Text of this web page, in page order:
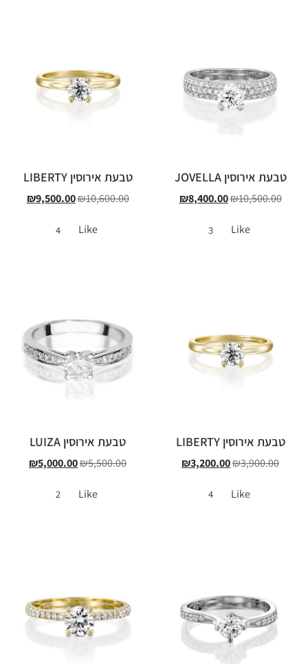
טבעת אירוסין JOVELLA
₪10,500.00
₪8,400.00
Like
טבעת אירוסין LIBERTY
₪10,600.00
₪9,500.00
Like
טבעת אירוסין LIBERTY
₪3,900.00
₪3,200.00
Like
טבעת אירוסין LUIZA
₪5,500.00
₪5,000.00
Like